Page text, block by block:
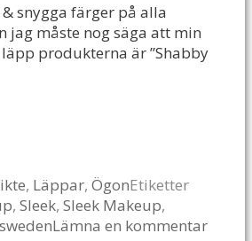
snygga färger på alla
jag måste nog säga att min
produkterna är ”Shabby
, Läppar, ÖgonEtiketter
, Sleek, Sleek Makeup,
swedenLämna en kommentar